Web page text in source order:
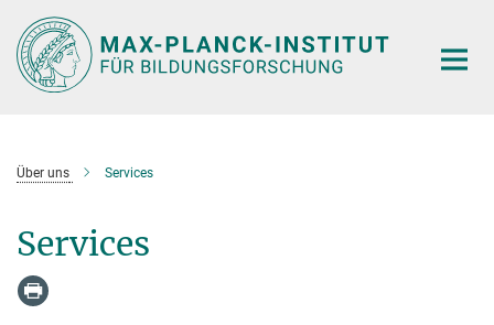
Hauptinhalt
Über uns Services
Services